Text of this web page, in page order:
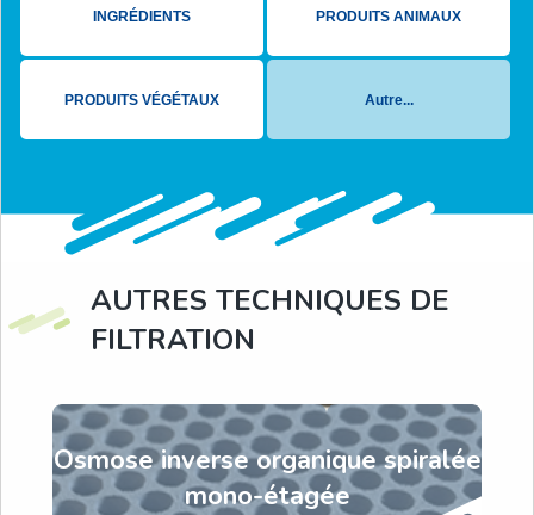
INGRÉDIENTS PRODUITS ANIMAUX
PRODUITS VÉGÉTAUX Autre...
AUTRES TECHNIQUES DE
FILTRATION
Osmose inverse organique spiralée
mono-étagée